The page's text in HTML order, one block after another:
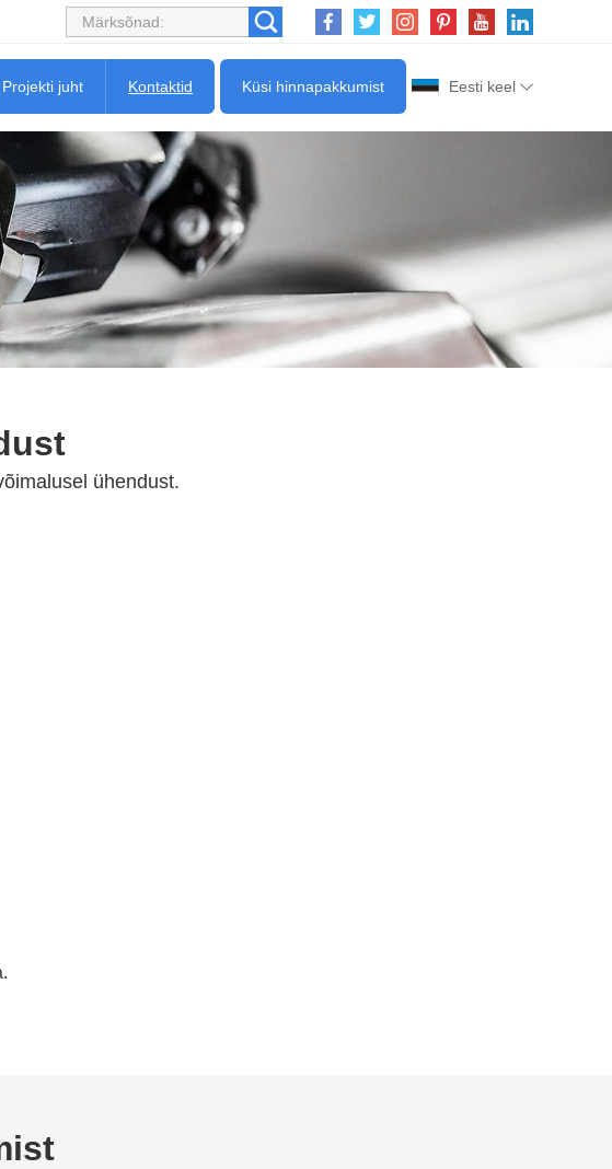
Eesti keel
Küsi hinnapakkumist
Projekti juht Kontaktid
ühendust.